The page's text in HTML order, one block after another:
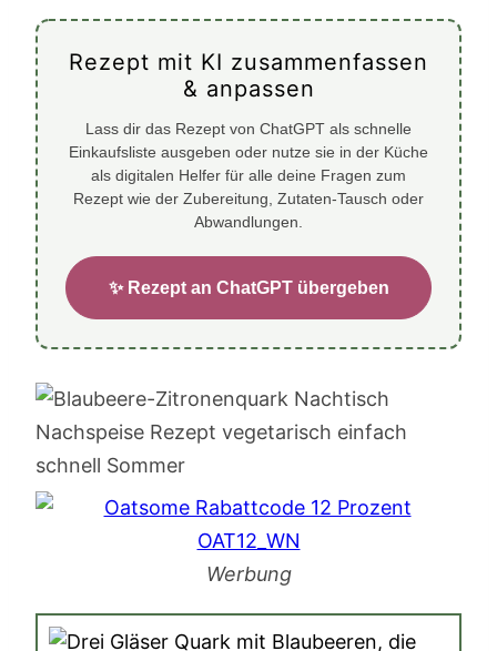
Rezept mit KI zusammenfassen
& anpassen
Lass dir das Rezept von ChatGPT als schnelle
Einkaufsliste ausgeben oder nutze sie in der Küche
als digitalen Helfer für alle deine Fragen zum
Rezept wie der Zubereitung, Zutaten-Tausch oder
Abwandlungen.
✨ Rezept an ChatGPT übergeben
Werbung